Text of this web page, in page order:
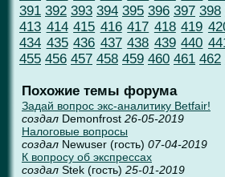
391 392 393 394 395 396 397 398
413 414 415 416 417 418 419
434 435 436 437 438 439 440
455 456 457 458 459 460 461 462
Похожие темы форума
Задай вопрос экс-аналитику Betfair!
создал Demonfrost 26-05-2019
Налоговые вопросы
создал Newuser (гость) 07-04-2019
К вопросу об экспрессах
создал Stek (гость) 25-01-2019